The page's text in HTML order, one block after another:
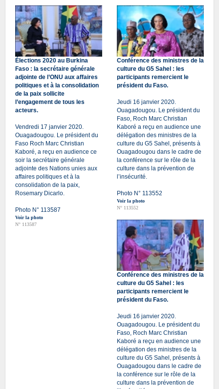
Élections 2020 au Burkina
Faso : la secrétaire générale
adjointe de l’ONU aux affaires
politiques et à la consolidation
de la paix sollicite
l’engagement de tous les
acteurs.
Vendredi 17 janvier 2020.
Ouagadougou. Le président du
Faso Roch Marc Christian
Kaboré, a reçu en audience ce
soir la secrétaire générale
adjointe des Nations unies aux
affaires politiques et à la
consolidation de la paix,
Rosemary Dicarlo.
Photo N° 113587
Voir la photo
N° 113587
Conférence des ministres de la
culture du G5 Sahel : les
participants remercient le
président du Faso.
Jeudi 16 janvier 2020.
Ouagadougou. Le président du
Faso, Roch Marc Christian
Kaboré a reçu en audience une
délégation des ministres de la
culture du G5 Sahel, présents à
Ouagadougou dans le cadre de
la conférence sur le rôle de la
culture dans la prévention de
l’insécurité.
Photo N° 113552
Voir la photo
N° 113552
Conférence des ministres de la
culture du G5 Sahel : les
participants remercient le
président du Faso.
Jeudi 16 janvier 2020.
Ouagadougou. Le président du
Faso, Roch Marc Christian
Kaboré a reçu en audience une
délégation des ministres de la
culture du G5 Sahel, présents à
Ouagadougou dans le cadre de
la conférence sur le rôle de la
culture dans la prévention de